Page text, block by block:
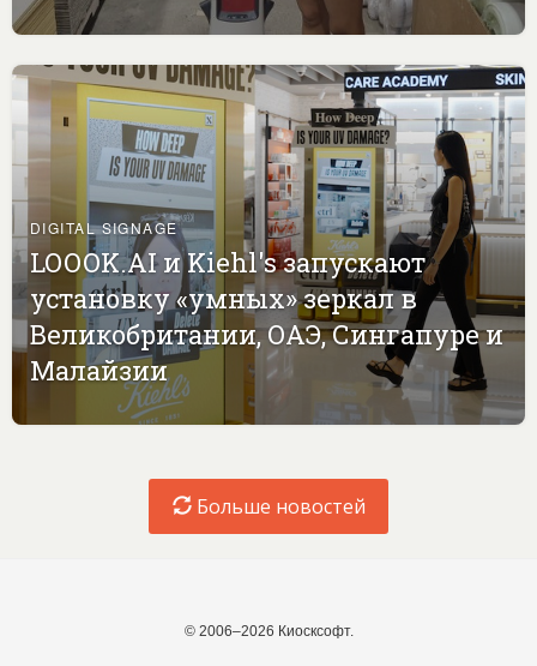
DIGITAL SIGNAGE
LOOOK.AI и Kiehl's запускают
установку «умных» зеркал в
Великобритании, ОАЭ, Сингапуре и
Малайзии
Больше новостей
© 2006–2026 Киосксофт.